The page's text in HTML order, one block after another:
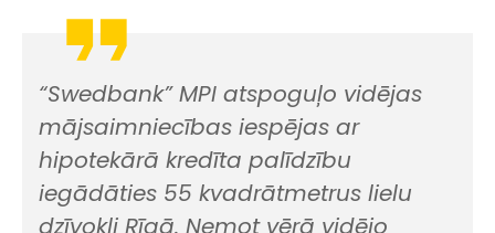
“Swedbank” MPI atspoguļo vidējas
mājsaimniecības iespējas ar
hipotekārā kredīta palīdzību
iegādāties 55 kvadrātmetrus lielu
dzīvokli Rīgā. Ņemot vērā vidējo